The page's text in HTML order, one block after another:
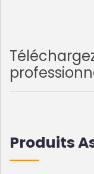
Produits